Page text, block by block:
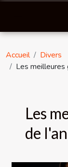
Accueil
Divers
Les
Les
de